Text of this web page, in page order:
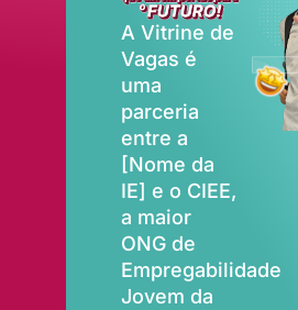
A Vitrine de
Vagas é
uma
parceria
entre a
[Nome da
IE] e o CIEE,
a maior
ONG de
Empregabilidade
Jovem da